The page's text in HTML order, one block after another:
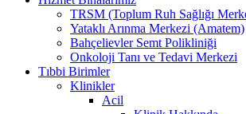
TRSM (Toplum Ruh Sağlığı
Yataklı Arınma Merkezi (Amatem)
Bahçelievler Semt Polikliniği
Onkoloji Tanı ve Tedavi Merkezi
Tıbbi Birimler
Klinikler
Acil